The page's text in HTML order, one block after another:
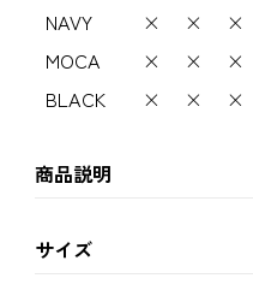
NAVY
× ×
×
MOCA
× ×
×
BLACK
× × ×
商品説明
サイズ